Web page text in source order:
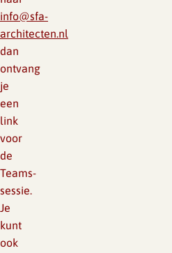
info@sfa-
architecten.nl
dan
ontvang
je
een
link
voor
de
Teams-
sessie.
Je
kunt
ook